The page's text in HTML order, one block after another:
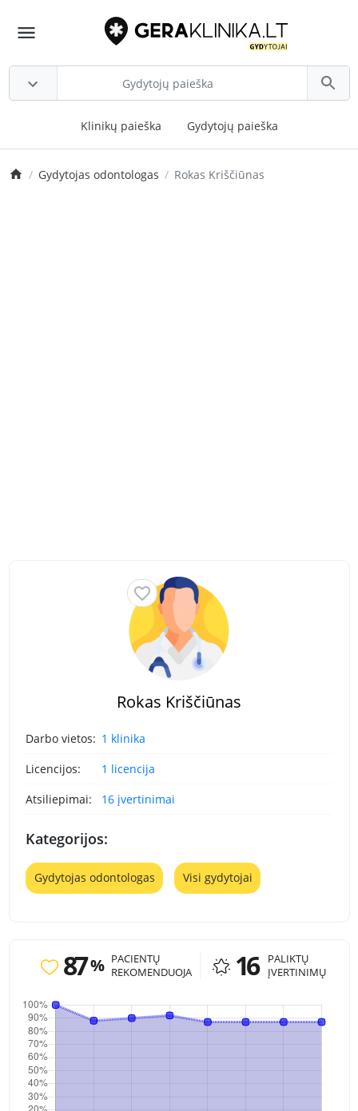
Klinikų paieška Gydytojų paieška
Gydytojas odontologas Rokas Kriščiūnas
Rokas Kriščiūnas
Darbo vietos: 1 klinika
Licencijos:
1 licencija
Atsiliepimai:
16 įvertinimai
Kategorijos:
Gydytojas odontologas Visi gydytojai
87 % PACIENTŲ
REKOMENDUOJA
16
PALIKTŲ
ĮVERTINIMŲ